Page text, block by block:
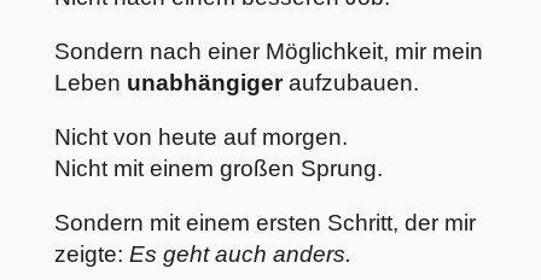
Sondern nach einer Möglichkeit, mir mein
Leben unabhängigeraufzubauen.
Nicht von heute auf morgen.
Nicht mit einem großen Sprung.
Sondern mit einem ersten Schritt, der mir
zeigte: Es geht auch anders.